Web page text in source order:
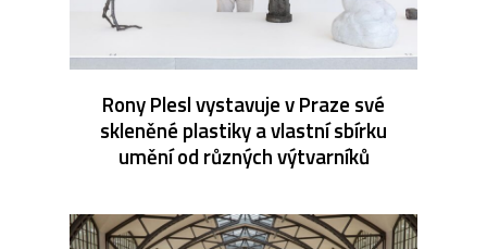
Rony Plesl vystavuje v Praze své
skleněné plastiky a vlastní sbírku
umění od různých výtvarníků